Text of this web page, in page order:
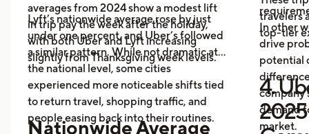
averages from 2024 show a modest lift
in trip pay the week after the holiday,
with both Uber and Lyft increasing
slightly from Thanksgiving week levels.
Lyft’s nationwide average rose by just
under one percent, and Uber’s followed
a similar pattern. While not dramatic at
the national level, some cities
experienced more noticeable shifts tied
to return travel, shopping traffic, and
people easing back into their routines.
Nationwide Average
travelers
top-tier
In other
drive
potential
company
demand
market.
4.